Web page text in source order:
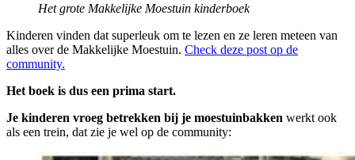
Het grote Makkelijke Moestuin kinderboek
Kinderen vinden dat superleuk om te lezen en ze leren meteen van
alles over de Makkelijke Moestuin. Check deze post op de
community.
Het boek is dus een prima start.
Je kinderen vroeg betrekken bij je moestuinbakken werkt ook
als een trein, dat zie je wel op de community: